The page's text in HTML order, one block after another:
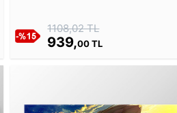
1108,02 TL
939,00 TL